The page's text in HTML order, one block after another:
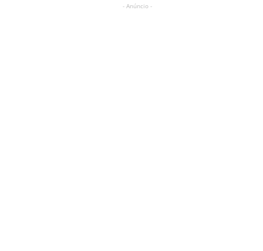
- Anúncio -